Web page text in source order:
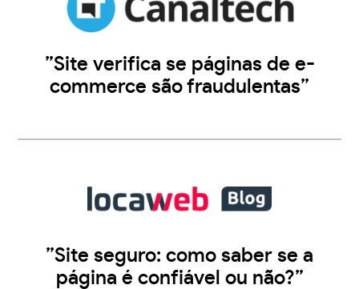
”Site verifica se páginas de e-
commerce são fraudulentas”
”Site seguro: como saber se a
página é confiável ou não?”